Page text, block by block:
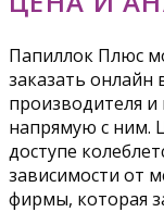
Папиллок Плюс
заказать онлайн
производителя
напрямую с ним.
доступе
зависимости от
фирмы, которая